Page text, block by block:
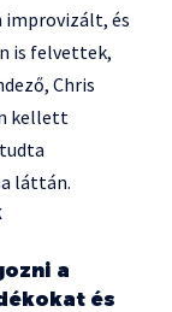
improvizált, és
is felvettek,
Chris
kellett
láttán.
a
és